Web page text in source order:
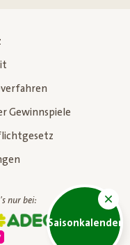
Saisonkalender
Gewinnspiele
nur bei: